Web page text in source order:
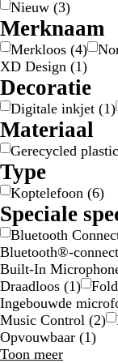
j
s
/
z
i
v
e
r
r
t
Nieuw (3)
Merknaam
Merkloos (4)
XD Design (1)
Decoratie
Digitale inkjet (1)
Materiaal
Gerecycled plastic
Type
Koptelefoon (6)
Speciale
Bluetooth
Bluetooth®-
Built-In
Draadloos (1)
Ingebouwde
Music Control (2)
Opvouwbaar (1)
Toon meerSpeciale